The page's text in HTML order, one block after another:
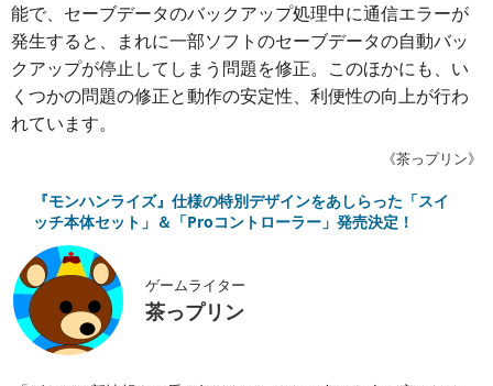
能で、セーブデータのバックアップ処理中に通信エラーが
発生すると、まれに一部ソフトのセーブデータの自動バッ
クアップが停止してしまう問題を修正。このほかにも、い
くつかの問題の修正と動作の安定性、利便性の向上が行わ
れています。
《茶っプリン》
『モンハンライズ』仕様の特別デザインをあしらった「スイ
ッチ本体セット」＆「Proコントローラー」発売決定！
ゲームライター
茶っプリン